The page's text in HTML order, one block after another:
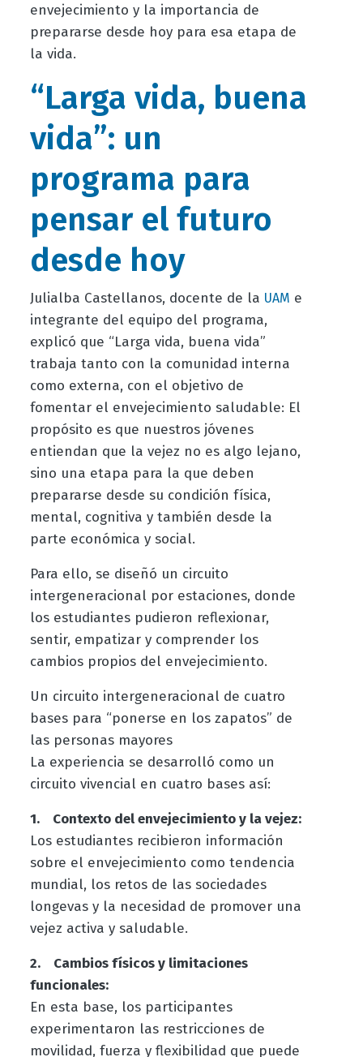
envejecimiento y la importancia de
prepararse desde hoy para esa etapa de
la vida.
“Larga vida, buena
vida”: un
programa para
pensar el futuro
desde hoy
Julialba Castellanos, docente de la UAM e
integrante del equipo del programa,
explicó que “Larga vida, buena vida”
trabaja tanto con la comunidad interna
como externa, con el objetivo de
fomentar el envejecimiento saludable: El
propósito es que nuestros jóvenes
entiendan que la vejez no es algo lejano,
sino una etapa para la que deben
prepararse desde su condición física,
mental, cognitiva y también desde la
parte económica y social.
Para ello, se diseñó un circuito
intergeneracional por estaciones, donde
los estudiantes pudieron reflexionar,
sentir, empatizar y comprender los
cambios propios del envejecimiento.
Un circuito intergeneracional de cuatro
bases para “ponerse en los zapatos” de
las personas mayores
La experiencia se desarrolló como un
circuito vivencial en cuatro bases así:
1. Contexto del envejecimiento y la vejez:
Los estudiantes recibieron información
sobre el envejecimiento como tendencia
mundial, los retos de las sociedades
longevas y la necesidad de promover una
vejez activa y saludable.
2. Cambios físicos y limitaciones
funcionales:
En esta base, los participantes
experimentaron las restricciones de
movilidad, fuerza y flexibilidad que puede